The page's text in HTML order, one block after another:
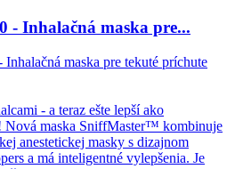
- Inhalačná maska pre...
- a teraz ešte lepší ako
maska SniffMaster™ kombinuje
anestetickej masky s dizajnom
a má inteligentné vylepšenia. Je